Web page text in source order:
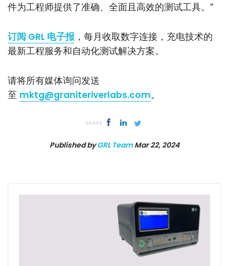
SHARE
件为工程师提供了准确、全面且高效的测试工具。”
订阅 GRL 电子报，每月收取数字连接，充电技术的
最新工程服务和自动化测试解决方案。
请将所有媒体询问发送
至 mktg@graniteriverlabs.com。
Published byGRL Team Mar 22, 2024